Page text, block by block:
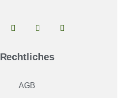
Rechtliches
AGB